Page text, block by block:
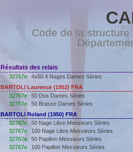
Code de la
Résultats des relais
32767e
4x50 4 Nages Dames Séries
BARTOLI Laurence (1952) FRA
32767e
50 Dos Dames Séries
32767e
50 Brasse Dames Séries
BARTOLI Roland (1950) FRA
32767e
50 Nage Libre Messieurs Séries
32767e
100 Nage Libre Messieurs Séries
32767e
50 Papillon Messieurs Séries
32767e
100 Papillon Messieurs Séries